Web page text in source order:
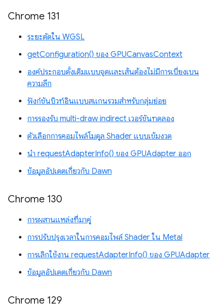
Chrome 131
ระยะตัดใน WGSL
getConfiguration() ของ GPUCanvasContext
องค์ประกอบดั้งเดิมแบบจุดและเส้นต้องไม่มีการเบี่ยงเบน
ความลึก
ฟังก์ชันบิวท์อินแบบสแกนรวมสำหรับกลุ่มย่อย
การรองรับ multi-draw indirect เวอร์ชันทดลอง
ตัวเลือกการคอมไพล์โมดูล Shader แบบเข้มงวด
นำ requestAdapterInfo() ของ GPUAdapter ออก
ข้อมูลอัปเดตเกี่ยวกับ Dawn
Chrome 130
การผสานแหล่งที่มาคู่
การปรับปรุงเวลาในการคอมไพล์ Shader ใน Metal
การเลิกใช้งาน requestAdapterInfo() ของ GPUAdapter
ข้อมูลอัปเดตเกี่ยวกับ Dawn
Chrome 129